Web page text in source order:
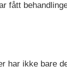
fått
har ikke bare